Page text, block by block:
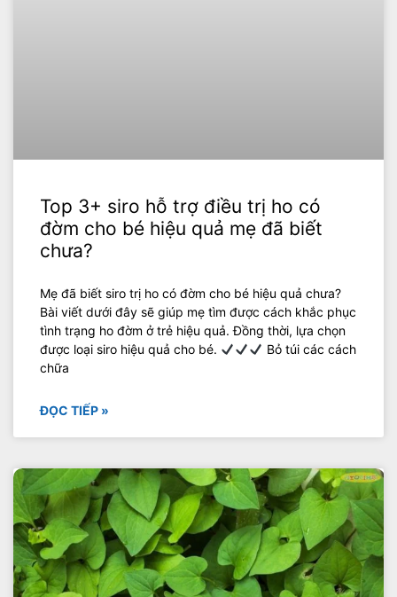
Top 3+ siro hỗ trợ điều trị ho có
đờm cho bé hiệu quả mẹ đã biết
chưa?
Mẹ đã biết siro trị ho có đờm cho bé hiệu quả chưa?
Bài viết dưới đây sẽ giúp mẹ tìm được cách khắc phục
tình trạng ho đờm ở trẻ hiệu quả. Đồng thời, lựa chọn
được loại siro hiệu quả cho bé.
Bỏ túi các cách
chữa
ĐỌC TIẾP »